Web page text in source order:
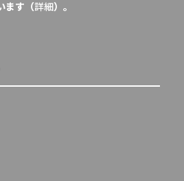
ます（詳細）。